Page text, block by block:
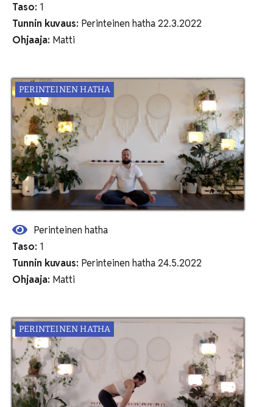
Taso: 1
Tunnin kuvaus: Perinteinen hatha 22.3.2022
Ohjaaja: Matti
PERINTEINEN HATHA
Perinteinen hatha
Taso: 1
Tunnin kuvaus: Perinteinen hatha 24.5.2022
Ohjaaja: Matti
PERINTEINEN HATHA